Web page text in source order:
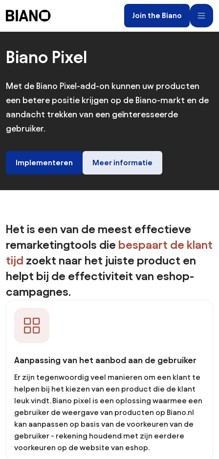
Navigatie overslaan, naar inhoud springen
Join the Biano
Biano Pixel
Met de Biano Pixel-add-on kunnen uw producten
een betere positie krijgen op de Biano-markt en de
aandacht trekken van een geïnteresseerde
gebruiker.
Implementeren Meer informatie
Wat is Biano Pixel?
Het is een van de meest effectieve
remarketingtools die bespaart de klant
tijd zoekt naar het juiste product en
helpt bij de effectiviteit van eshop-
campagnes.
Aanpassing van het aanbod aan de gebruiker
Er zijn tegenwoordig veel manieren om een klant te
helpen bij het kiezen van een product die de klant
leuk vindt. Biano pixel is een oplossing waarmee een
gebruiker de weergave van producten op Biano.nl
kan aanpassen op basis van de voorkeuren van de
gebruiker - rekening houdend met zijn eerdere
voorkeuren op de website van eshop.